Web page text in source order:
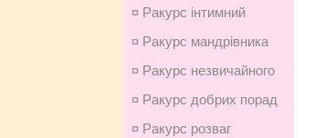
¤ Ракурс інтимний
¤ Ракурс мандрівника
¤ Ракурс незвичайного
¤ Ракурс добрих порад
¤ Ракурс розваг